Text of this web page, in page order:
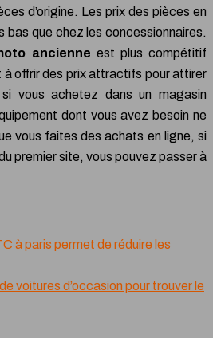
d’origine. Les prix des pièces en
bas que chez les concessionnaires.
ancienne est plus compétitif
à offrir des prix attractifs pour attirer
vous achetez dans un magasin
dont vous avez besoin ne
vous faites des achats en ligne, si
premier site, vous pouvez passer à
à paris permet de réduire les
voitures d’occasion pour trouver le